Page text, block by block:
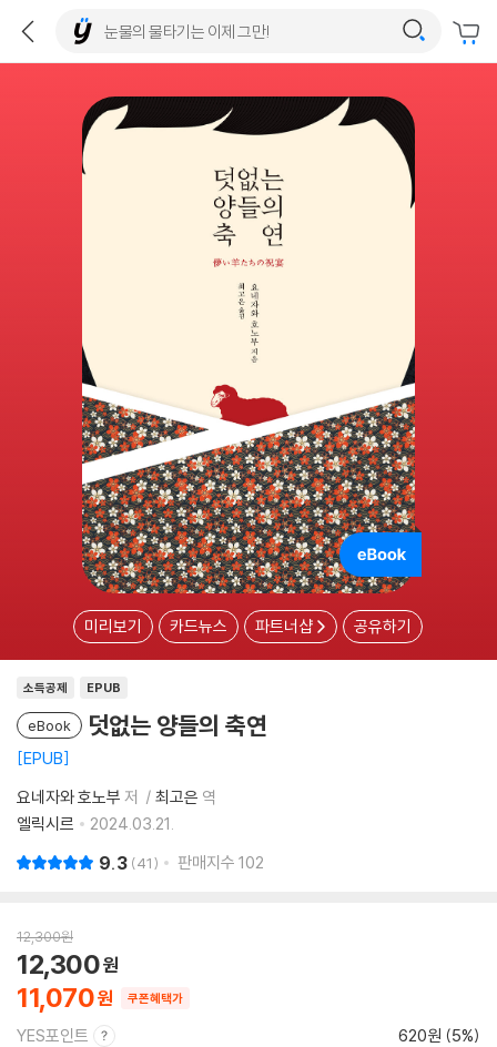
미리보기 카드뉴스 파트너샵 공유하기
소득공제 EPUB
eBook 덧없는 양들의 축연
EPUB
요네자와 호노부 저 최고은 역
엘릭시르
2024.03.21.
9.3 41 판매지수 102
12,300원
11,070
12,300
쿠폰혜택가
YES포인트 620원 (5%)